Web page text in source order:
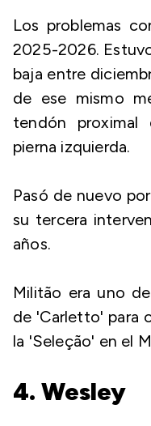
Los problemas
2025-2026.
baja entre
de ese mismo
tendón
pierna izquierda.
Pasó de nuevo
su tercera
años.
Militão era uno
de 'Carletto' para
la 'Seleção' en el
4. Wesley